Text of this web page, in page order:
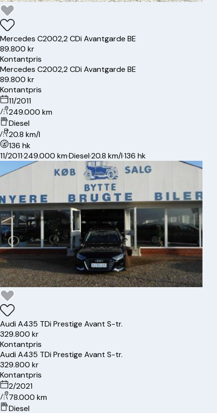
Mercedes C2002,2 CDi Avantgarde BE
89.800 kr
Kontantpris
Mercedes C2002,2 CDi Avantgarde BE
89.800 kr
Kontantpris
11/2011
249.000 km
Diesel
20.8 km/l
136 hk
11/2011·249.000 km·Diesel·20.8 km/l·136 hk
AudiA435 TDi Prestige Avant S-tr.
329.800 kr
Kontantpris
AudiA435 TDi Prestige Avant S-tr.
329.800 kr
Kontantpris
2/2021
78.000 km
Diesel